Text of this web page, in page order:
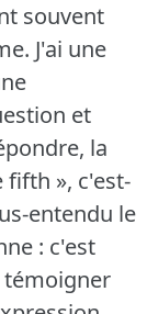
souvent
J'ai une
et
la
fifth », c'est-
entendu le
: c'est
témoigner